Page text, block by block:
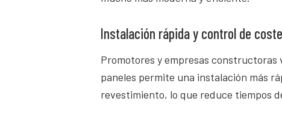
Instalación rápida y control de
Promotores y empresas constructoras
paneles permite una instalación más
revestimiento, lo que reduce tiempos